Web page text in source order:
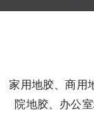
家用地胶、商用
院地胶、办公